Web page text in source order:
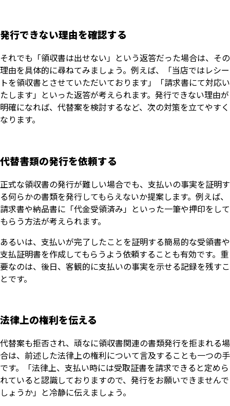
発行できない理由を確認する
それでも「領収書は出せない」という返答だった場合は、その
理由を具体的に尋ねてみましょう。例えば、「当店ではレシー
トを領収書とさせていただいております」「請求書にて対応い
たします」といった返答が考えられます。発行できない理由が
明確になれば、代替案を検討するなど、次の対策を立てやすく
なります。
代替書類の発行を依頼する
正式な領収書の発行が難しい場合でも、支払いの事実を証明す
る何らかの書類を発行してもらえないか提案します。例えば、
請求書や納品書に「代金受領済み」といった一筆や押印をして
もらう方法が考えられます。
あるいは、支払いが完了したことを証明する簡易的な受領書や
支払証明書を作成してもらうよう依頼することも有効です。重
要なのは、後日、客観的に支払いの事実を示せる記録を残すこ
とです。
法律上の権利を伝える
代替案も拒否され、頑なに領収書関連の書類発行を拒まれる場
合は、前述した法律上の権利について言及することも一つの手
です。「法律上、支払い時には受取証書を請求できると定めら
れていると認識しておりますので、発行をお願いできませんで
しょうか」と冷静に伝えましょう。